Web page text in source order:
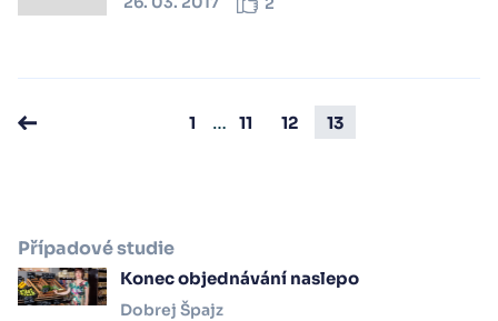
1 … 11 12 13
Případové studie
Konec objednávání naslepo
Dobrej Špajz